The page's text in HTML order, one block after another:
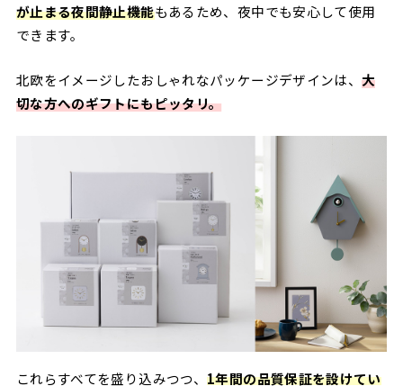
が止まる夜間静止機能もあるため、夜中でも安心して使用
できます。
北欧をイメージしたおしゃれなパッケージデザインは、大
切な方へのギフトにもピッタリ。
これらすべてを盛り込みつつ、1年間の品質保証を設けてい